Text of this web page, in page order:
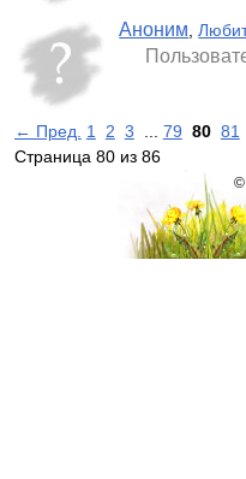
Аноним,
← Пред. 1 2 3 ... 79 80 81
Страница 80 из 86
©